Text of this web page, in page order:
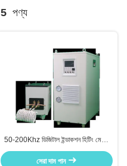
5 পণ্য
50-200Khz ডিজিটাল ইন্ডাকশন হিটিং মেশিন
80KW ইন্ডাকশন কোয়েঞ্চিং ইকুইপমেন্ট
সেরা দাম পান